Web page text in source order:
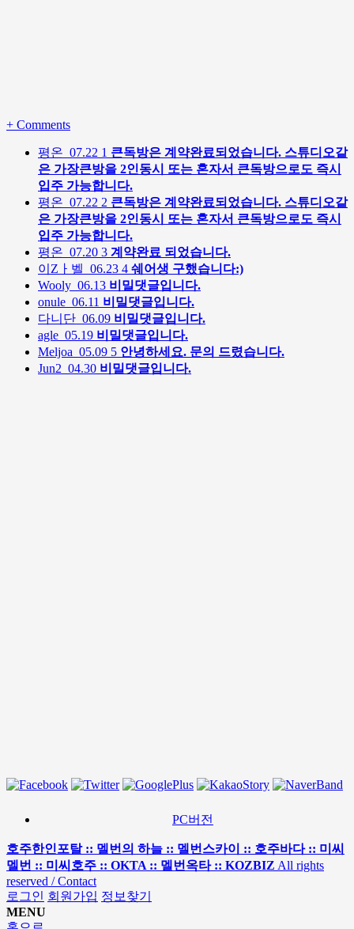
+ Comments
평온 07.22 1 큰독방은 계약완료되었습니다. 스튜디오같
은 가장큰방을 2인동시 또는 혼자서 큰독방으로도 즉시
입주 가능합니다.
평온 07.22 2 큰독방은 계약완료되었습니다. 스튜디오같
은 가장큰방을 2인동시 또는 혼자서 큰독방으로도 즉시
입주 가능합니다.
평온 07.20 3 계약완료 되었습니다.
이Zㅏ벨 06.23 4 쉐어생 구했습니다:)
Wooly 06.13 비밀댓글입니다.
onule 06.11 비밀댓글입니다.
다니단 06.09 비밀댓글입니다.
agle 05.19 비밀댓글입니다.
Meljoa 05.09 5 안녕하세요. 문의 드렸습니다.
Jun2 04.30 비밀댓글입니다.
PC버전
호주한인포탈 :: 멜번의 하늘 :: 멜번스카이 :: 호주바다 :: 미씨
멜번 :: 미씨호주 :: OKTA :: 멜번옥타 :: KOZBIZ All rights
reserved / Contact
로그인 회원가입 정보찾기
MENU